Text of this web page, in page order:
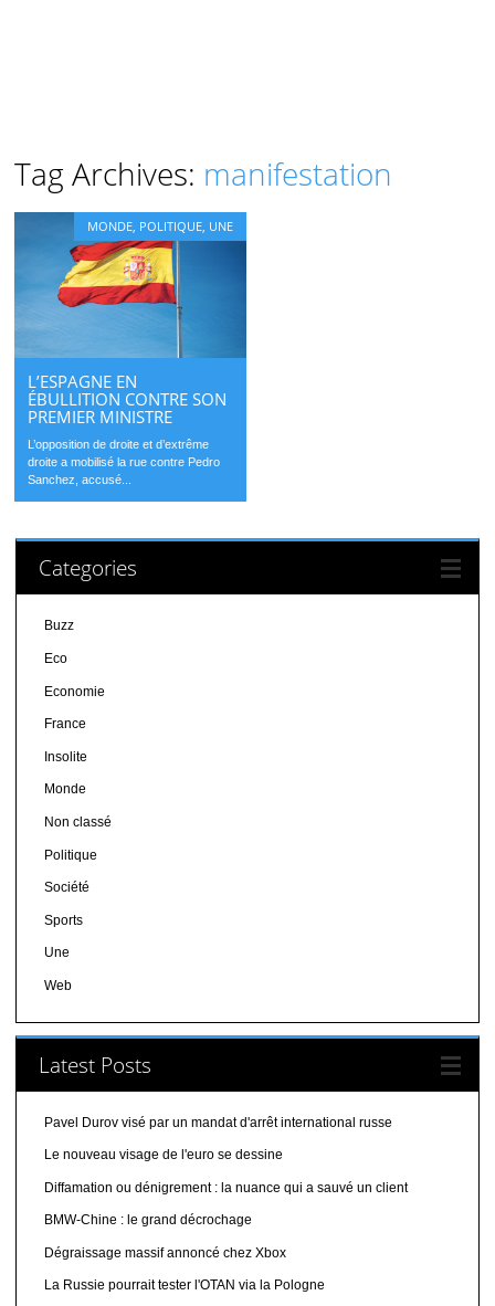
Tag Archives: manifestation
MONDE POLITIQUE UNE
L’ESPAGNE EN
ÉBULLITION CONTRE SON
PREMIER MINISTRE
L’opposition de droite et d’extrême
droite a mobilisé la rue contre Pedro
Sanchez, accusé...
Categories
Buzz
Eco
Economie
France
Insolite
Monde
Non classé
Politique
Société
Sports
Une
Web
Latest Posts
Pavel Durov visé par un mandat d'arrêt international russe
Le nouveau visage de l'euro se dessine
Diffamation ou dénigrement : la nuance qui a sauvé un client
BMW-Chine : le grand décrochage
Dégraissage massif annoncé chez Xbox
La Russie pourrait tester l'OTAN via la Pologne